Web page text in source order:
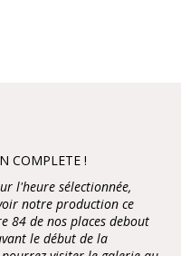
COMPLETE !
l'heure sélectionnée,
notre production ce
84 de nos places debout
le début de la